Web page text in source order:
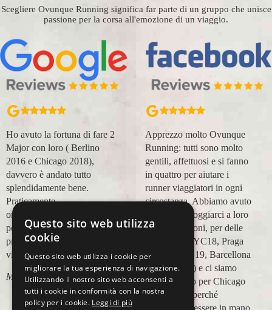
Scegliere Ovunque Running significa far parte di un gruppo che unisce
passione per la corsa all'emozione di un viaggio.
Ho avuto la fortuna di fare 2
Major con loro ( Berlino
2016 e Chicago 2018),
davvero è andato tutto
splendidamente bene.
Praticamente
organizzazione
perfetta,dalla
prenotazione,mesi prima,al
viaggio.
Marco Ceseri
Apprezzo molto Ovunque
Running: tutti sono molto
gentili, affettuosi e si fanno
in quattro per aiutare i
runner viaggiatori in ogni
circostanza. Abbiamo avuto
modo di appoggiarci a loro
in più occasioni, per delle
maratone (NYC18, Praga
19, Valencia 19, Barcellona
21, NYC 22) e ci siamo
affidati a loro per Chicago
23 (ottobre) perché
sappiamo di essere in mano
Questo sito web utilizza
cookie
Questo sito web utilizza i cookie per
migliorare la tua esperienza di navigazione.
Utilizzando il nostro sito web acconsenti a
tutti i cookie in conformità con la nostra
policy per i cookie. Leggi di più